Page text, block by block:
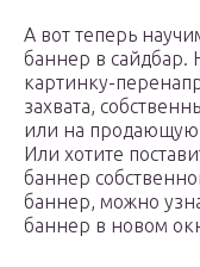
А вот теперь
баннер в сайдбар.
картинку-
захвата,
или на продающую
Или хотите
баннер
баннер, можно
баннер в новом